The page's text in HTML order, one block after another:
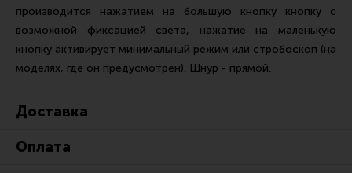
Защита головы
Тактическая медицина
Чехлы, рюкзаки, сумки
Прочее снаряжение
Чистка, уход за оружием и релоадинг
производится нажатием на большую кнопку кнопку с
возможной фиксацией света, нажатие на маленькую
кнопку активирует минимальный режим или стробоскоп (на
моделях, где он предусмотрен). Шнур - прямой.
Доставка
Оплата